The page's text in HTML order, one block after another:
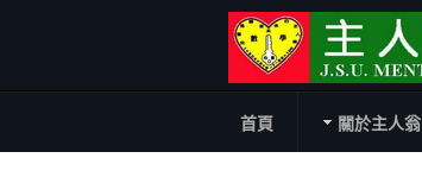
首頁 關於主人翁